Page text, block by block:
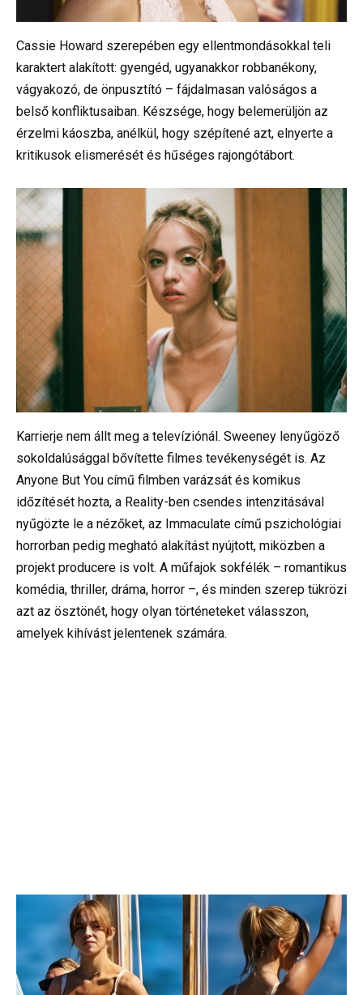
Cassie Howard szerepében egy ellentmondásokkal teli
karaktert alakított: gyengéd, ugyanakkor robbanékony,
vágyakozó, de önpusztító – fájdalmasan valóságos a
belső konfliktusaiban. Készsége, hogy belemerüljön az
érzelmi káoszba, anélkül, hogy szépítené azt, elnyerte a
kritikusok elismerését és hűséges rajongótábort.
Karrierje nem állt meg a televíziónál. Sweeney lenyűgöző
sokoldalúsággal bővítette filmes tevékenységét is. Az
Anyone But You című filmben varázsát és komikus
időzítését hozta, a Reality-ben csendes intenzitásával
nyűgözte le a nézőket, az Immaculate című pszichológiai
horrorban pedig megható alakítást nyújtott, miközben a
projekt producere is volt. A műfajok sokfélék – romantikus
komédia, thriller, dráma, horror –, és minden szerep tükrözi
azt az ösztönét, hogy olyan történeteket válasszon,
amelyek kihívást jelentenek számára.